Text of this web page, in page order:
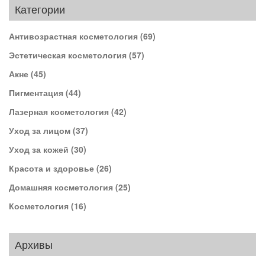
Категории
Антивозрастная косметология (69)
Эстетическая косметология (57)
Акне (45)
Пигментация (44)
Лазерная косметология (42)
Уход за лицом (37)
Уход за кожей (30)
Красота и здоровье (26)
Домашняя косметология (25)
Косметология (16)
Архивы